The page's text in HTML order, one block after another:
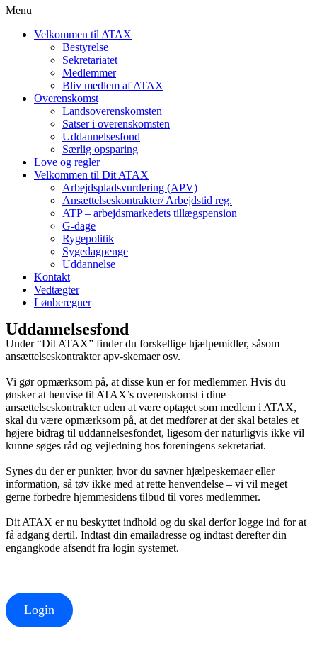
Menu
Velkommen til ATAX
Bestyrelse
Sekretariatet
Medlemmer
Bliv medlem af ATAX
Overenskomst
Landsoverenskomsten
Satser i overenskomsten
Uddannelsesfond
Særlig opsparing
Love og regler
Velkommen til Dit ATAX
Arbejdspladsvurdering (APV)
Ansættelseskontrakter/ Arbejdstid reg.
ATP – arbejdsmarkedets tillægspension
G-dage
Rygepolitik
Sygedagpenge
Uddannelse
Kontakt
Vedtægter
Lønberegner
Uddannelsesfond
Under “Dit ATAX” finder du forskellige hjælpemidler, såsom
ansættelseskontrakter apv-skemaer osv.
Vi gør opmærksom på, at disse kun er for medlemmer. Hvis du
ønsker at henvise til ATAX’s overenskomst i dine
ansættelseskontrakter uden at være optaget som medlem i ATAX,
skal du være opmærksom på, at det medfører at der skal betales et
højere bidrag til uddannelsesfondet, ligesom der naturligvis ikke vil
kunne søges råd og vejledning hos foreningens sekretariat.
Synes du der er punkter, hvor du savner hjælpeskemaer eller
information, så tøv ikke med at rette henvendelse – vi vil meget
gerne forbedre hjemmesidens tilbud til vores medlemmer.
Dit ATAX er nu beskyttet indhold og du skal derfor logge ind for at
få adgang dertil. Indtast din emailadresse og indtast derefter din
engangkode afsendt fra login systemet.
Login